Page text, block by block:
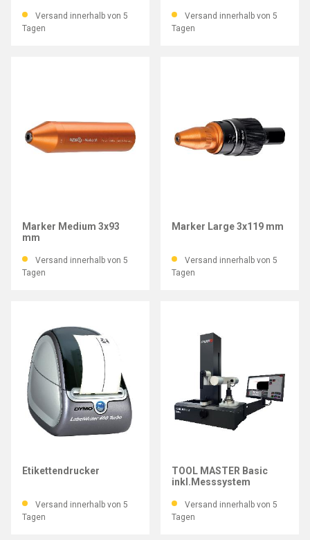
Versand innerhalb von 5
Tagen
Versand innerhalb von 5
Tagen
Marker Medium 3x93
mm
Versand innerhalb von 5
Tagen
Marker Large 3x119 mm
Versand innerhalb von 5
Tagen
Etikettendrucker
Versand innerhalb von 5
Tagen
TOOL MASTER Basic
inkl.Messsystem
Versand innerhalb von 5
Tagen